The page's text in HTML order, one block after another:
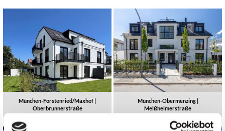
München-Forstenried/Maxhof |
Oberbrunnerstraße
München-Obermenzing |
Melßheimerstraße